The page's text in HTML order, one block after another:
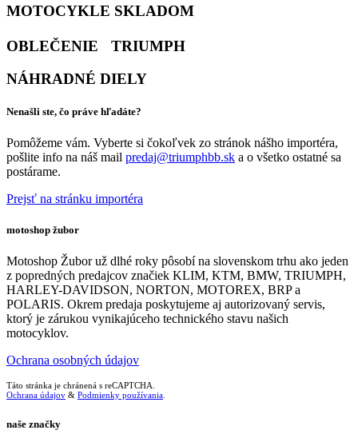
MOTOCYKLE SKLADOM
OBLEČENIE TRIUMPH
NÁHRADNÉ DIELY
Nenašli ste, čo práve hľadáte?
Pomôžeme vám. Vyberte si čokoľvek zo stránok nášho importéra,
pošlite info na náš mail predaj@triumphbb.sk a o všetko ostatné sa
postárame.
Prejsť na stránku importéra
motoshop žubor
Motoshop Žubor už dlhé roky pôsobí na slovenskom trhu ako jeden
z popredných predajcov značiek KLIM, KTM, BMW, TRIUMPH,
HARLEY-DAVIDSON, NORTON, MOTOREX, BRP a
POLARIS. Okrem predaja poskytujeme aj autorizovaný servis,
ktorý je zárukou vynikajúceho technického stavu našich
motocyklov.
Ochrana osobných údajov
Táto stránka je chránená s reCAPTCHA.
Ochrana údajov & Podmienky používania
naše značky